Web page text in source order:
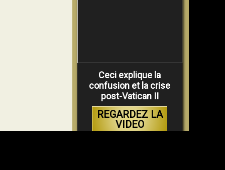
Ceci explique la
confusion et la crise
post-Vatican II
REGARDEZ LA
VIDEO